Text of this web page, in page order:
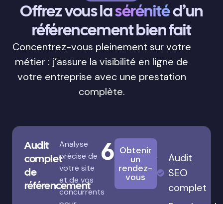
Offrez vous lasérénitéd’un
référencement bien fait
Concentrez-vous pleinement sur votre
métier : j’assure la visibilité en ligne de
votre entreprise avec une prestation
complète.
Audit
complet
de
référencement
Analyse
précise de
votre site
et de vos
concurrents
680€
Obtenir
un
rendez-
vous
Audit
SEO
complet